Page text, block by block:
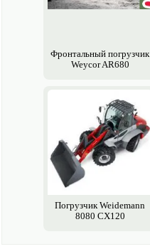
Фронтальный погрузчик
Weycor AR680
Погрузчик Weidemann
8080 CX120